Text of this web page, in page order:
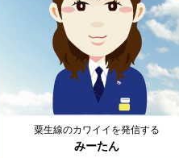
粟生線のカワイイを発信する
みーたん